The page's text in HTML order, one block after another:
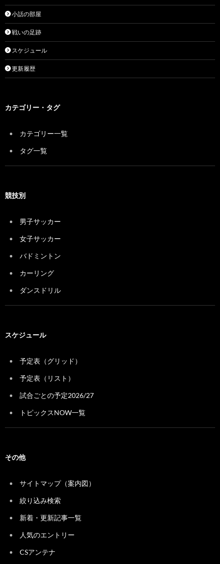
小話の部屋
戦いの足跡
スケジュール
更新履歴
カテゴリー・タグ
カテゴリー一覧
タグ一覧
競技別
男子サッカー
女子サッカー
バドミントン
カーリング
ダンスドリル
スケジュール
予定表（グリッド）
予定表（リスト）
試合ごとの予定2026/27
トピックスNOW一覧
その他
サイトマップ（案内図）
絞り込み検索
新着・更新記事一覧
人気のエントリー
CSアンテナ